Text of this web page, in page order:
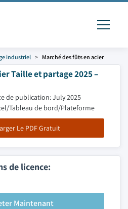
industriel Marché des fûts en acier
Taille et partage 2025 –
de publication: July 2025
Tableau de bord/Plateforme
Le PDF Gratuit
de licence:
Maintenant